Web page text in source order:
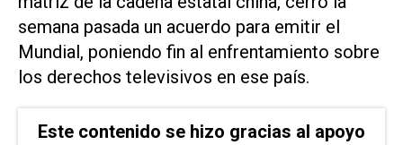
⁠semana pasada un acuerdo para emitir el
Mundial, poniendo fin al enfrentamiento sobre
los derechos televisivos en ese país.
Este contenido se hizo gracias al apoyo